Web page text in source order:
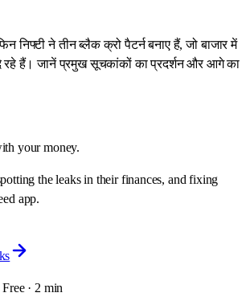
निफ्टी ने तीन ब्लैक क्रो पैटर्न बनाए हैं, जो बाजार में
रहे हैं। जानें प्रमुख सूचकांकों का प्रदर्शन और आगे का
your money.
the leaks in their finances, and fixing
app.
· 2 min